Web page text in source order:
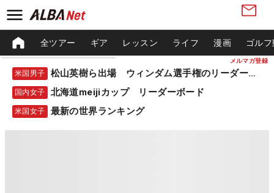
メルマガ登録
全ツアー ギア レッスン ライフ 漫画 ゴル
米国男子 松山英樹ら出場 ウィンダム選手権のリーダーボード
国内女子 北海道meijiカップ リーダーボード
米国女子 最新の世界ランキング